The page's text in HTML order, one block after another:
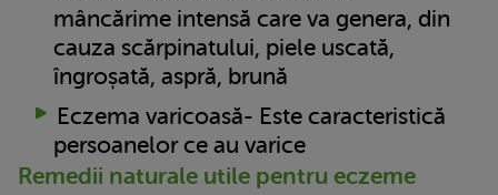
mâncărime intensă care va genera, din
cauza scărpinatului, piele uscată,
îngroșată, aspră, brună
Eczema varicoasă- Este caracteristică
persoanelor ce au varice
Remedii naturale utile pentru eczeme